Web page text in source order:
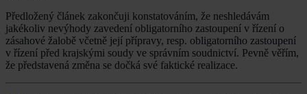
Předložený článek zakončuji konstatováním, že neshledávám
jakékoliv nevýhody zavedení obligatorního zastoupení v řízení o
zásahové žalobě včetně její přípravy, resp. obligatorního zastoupení
v řízení před krajskými soudy ve správním soudnictví. Pevně věřím,
že představená změna se dočká své faktické realizace.